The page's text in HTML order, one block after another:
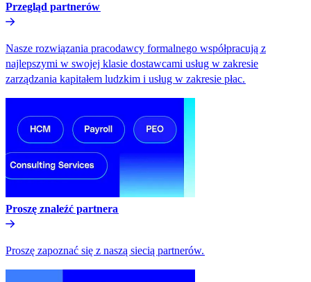
Przegląd partnerów​​
Nasze rozwiązania pracodawcy formalnego współpracują z
najlepszymi w swojej klasie dostawcami usług w zakresie
zarządzania kapitałem ludzkim i usług w zakresie płac.​​
Proszę znaleźć partnera​​
Proszę zapoznać się z naszą siecią partnerów.​​